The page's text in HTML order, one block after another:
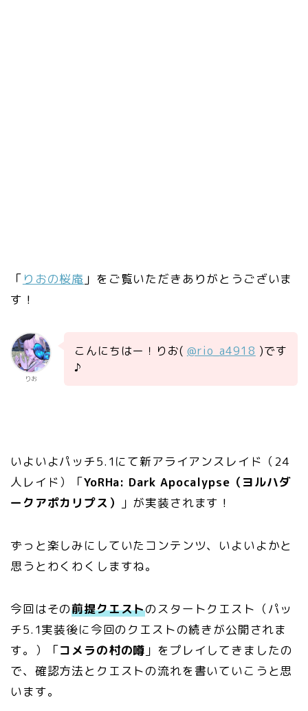
「 りおの桜庵 」をご覧いただきありがとうございま
す！
りお
こんにちはー！りお( @rio_a4918 )です
♪
いよいよパッチ5.1にて新アライアンスレイド（24
人レイド）「YoRHa: Dark Apocalypse（ヨルハダ
ークアポカリプス）
」が実装されます！
ずっと楽しみにしていたコンテンツ、いよいよかと
思うとわくわくしますね。
今回はその前提クエストのスタートクエスト（パッ
チ5.1実装後に今回のクエストの続きが公開されま
す。）「コメラの村の噂 」をプレイしてきましたの
で、確認方法とクエストの流れを書いていこうと思
います。